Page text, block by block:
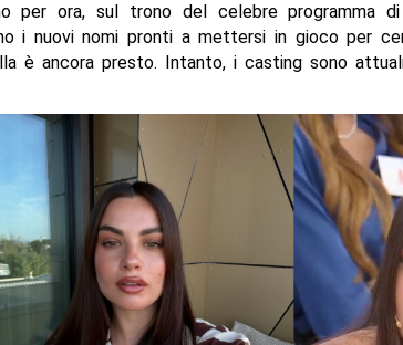
per ora, sul trono del celebre programma
i nuovi nomi pronti a mettersi in gioco per
è ancora presto. Intanto, i casting sono